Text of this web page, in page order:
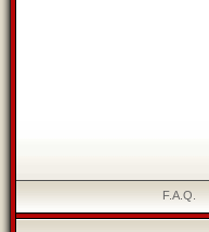
F.A.Q.